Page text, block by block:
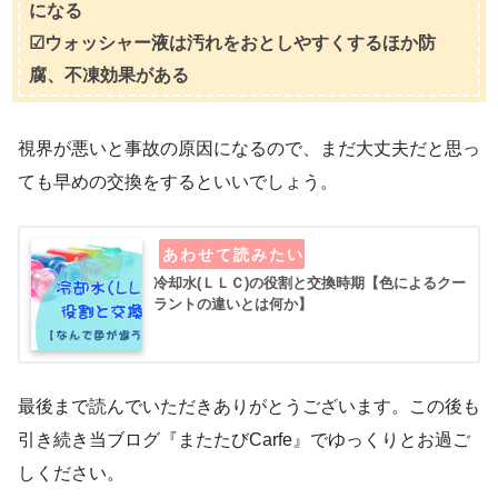
になる
☑ウォッシャー液は汚れをおとしやすくするほか防
腐、不凍効果がある
視界が悪いと事故の原因になるので、まだ大丈夫だと思っ
ても早めの交換をするといいでしょう。
冷却水(ＬＬＣ)の役割と交換時期【色によるクー
ラントの違いとは何か】
最後まで読んでいただきありがとうございます。この後も
引き続き当ブログ『またたびCarfe』でゆっくりとお過ご
しください。